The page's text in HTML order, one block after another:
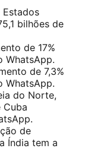
Estados
bilhões de
de 17%
WhatsApp.
de 7,3%
WhatsApp.
do Norte,
Cuba
de
Índia tem a